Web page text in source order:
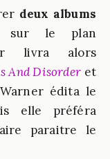
deux albums
sur le plan
livra alors
And Disorder et
édita le
elle préféra
paraitre le